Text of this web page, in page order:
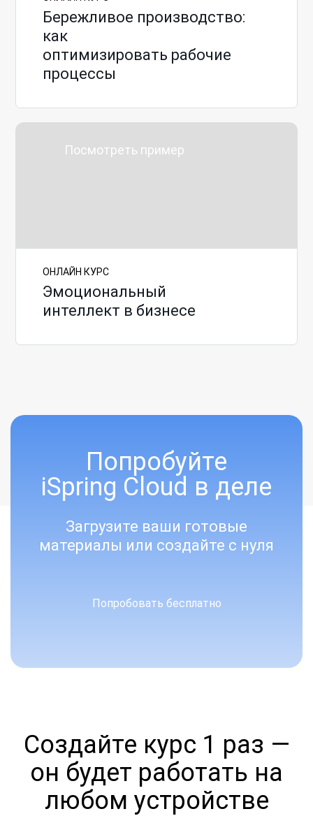
Бережливое производство:
как
оптимизировать рабочие
процессы
Посмотреть пример
ОНЛАЙН КУРС
Эмоциональный
интеллект в бизнесе
Попробуйте
iSpring Cloud в деле
Загрузите ваши готовые
материалы или создайте с нуля
Попробовать бесплатно
Создайте курс 1 раз —
он будет работать на
любом устройстве